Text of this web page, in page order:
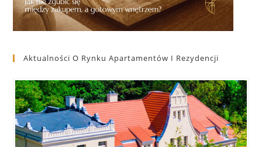
Aktualności O Rynku Apartamentów I Rezydencji